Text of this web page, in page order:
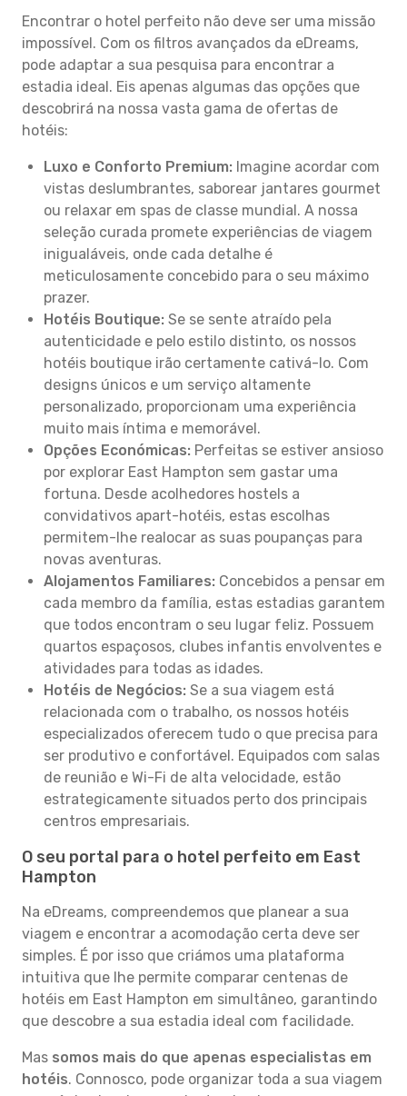
Encontrar o hotel perfeito não deve ser uma missão
impossível. Com os filtros avançados da eDreams,
pode adaptar a sua pesquisa para encontrar a
estadia ideal. Eis apenas algumas das opções que
descobrirá na nossa vasta gama de ofertas de
hotéis:
Luxo e Conforto Premium: Imagine acordar com
vistas deslumbrantes, saborear jantares gourmet
ou relaxar em spas de classe mundial. A nossa
seleção curada promete experiências de viagem
inigualáveis, onde cada detalhe é
meticulosamente concebido para o seu máximo
prazer.
Hotéis Boutique: Se se sente atraído pela
autenticidade e pelo estilo distinto, os nossos
hotéis boutique irão certamente cativá-lo. Com
designs únicos e um serviço altamente
personalizado, proporcionam uma experiência
muito mais íntima e memorável.
Opções Económicas: Perfeitas se estiver ansioso
por explorar East Hampton sem gastar uma
fortuna. Desde acolhedores hostels a
convidativos apart-hotéis, estas escolhas
permitem-lhe realocar as suas poupanças para
novas aventuras.
Alojamentos Familiares: Concebidos a pensar em
cada membro da família, estas estadias garantem
que todos encontram o seu lugar feliz. Possuem
quartos espaçosos, clubes infantis envolventes e
atividades para todas as idades.
Hotéis de Negócios: Se a sua viagem está
relacionada com o trabalho, os nossos hotéis
especializados oferecem tudo o que precisa para
ser produtivo e confortável. Equipados com salas
de reunião e Wi-Fi de alta velocidade, estão
estrategicamente situados perto dos principais
centros empresariais.
O seu portal para o hotel perfeito em East
Hampton
Na eDreams, compreendemos que planear a sua
viagem e encontrar a acomodação certa deve ser
simples. É por isso que criámos uma plataforma
intuitiva que lhe permite comparar centenas de
hotéis em East Hampton em simultâneo, garantindo
que descobre a sua estadia ideal com facilidade.
Mas somos mais do que apenas especialistas em
hotéis. Connosco, pode organizar toda a sua viagem